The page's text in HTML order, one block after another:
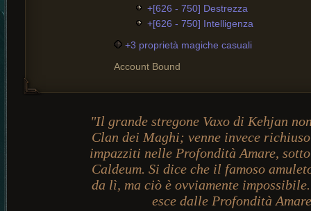
+[626 - 750] Destrezza
+[626 - 750] Intelligenza
+3 proprietà magiche casuali
Account Bound
"Il grande stregone Vaxo di Kehjan
Clan dei Maghi; venne invece
impazziti nelle Profondità Amare,
Caldeum. Si dice che il famoso
da lì, ma ciò è ovviamente
esce dalle Profondità